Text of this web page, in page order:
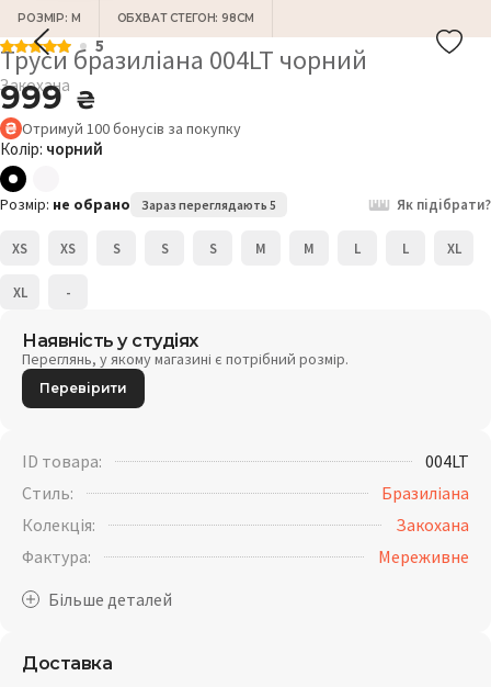
РОЗМІР: M ОБХВАТ СТЕГОН: 98СМ
5
Труси бразиліана 004LT чорний
Закохана
999 ₴
Отримуй 100бонусів за покупку
Колір: чорний
Розмір: не обрано Зараз переглядають 5 Як підібрати?
XS XS S S S M M L L XL
XL -
Наявність у студіях
Переглянь, у якому магазині є потрібний розмір.
Перевірити
ID товара:
004LT
Стиль:
Бразиліана
Колекція:
Закохана
Фактура:
Мереживне
Доставка